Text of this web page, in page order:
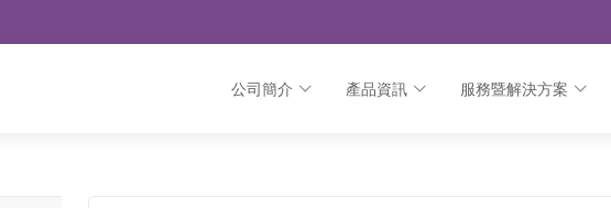
公司簡介 產品資訊 服務暨解決方案